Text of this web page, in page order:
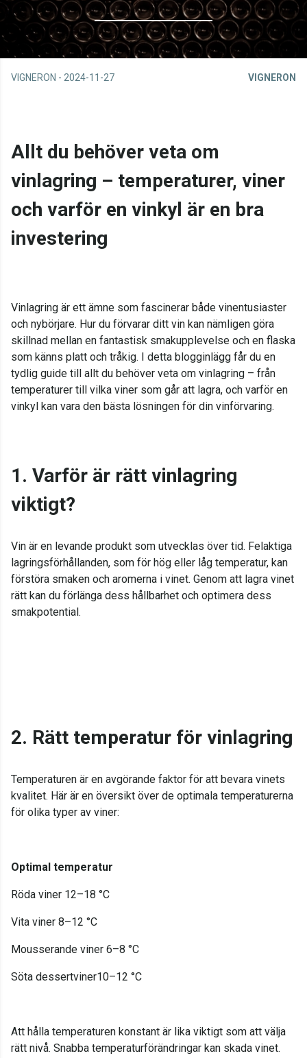
VIGNERON - 2024-11-27 VIGNERON
Allt du behöver veta om
vinlagring – temperaturer, viner
och varför en vinkyl är en bra
investering
Vinlagring är ett ämne som fascinerar både vinentusiaster
och nybörjare. Hur du förvarar ditt vin kan nämligen göra
skillnad mellan en fantastisk smakupplevelse och en flaska
som känns platt och tråkig. I detta blogginlägg får du en
tydlig guide till allt du behöver veta om vinlagring – från
temperaturer till vilka viner som går att lagra, och varför en
vinkyl kan vara den bästa lösningen för din vinförvaring.
1. Varför är rätt vinlagring
viktigt?
Vin är en levande produkt som utvecklas över tid. Felaktiga
lagringsförhållanden, som för hög eller låg temperatur, kan
förstöra smaken och aromerna i vinet. Genom att lagra vinet
rätt kan du förlänga dess hållbarhet och optimera dess
smakpotential.
2. Rätt temperatur för vinlagring
Temperaturen är en avgörande faktor för att bevara vinets
kvalitet. Här är en översikt över de optimala temperaturerna
för olika typer av viner:
Optimal temperatur
Röda viner 12–18 °C
Vita viner 8–12 °C
Mousserande viner 6–8 °C
Söta dessertviner10–12 °C
Att hålla temperaturen konstant är lika viktigt som att välja
rätt nivå. Snabba temperaturförändringar kan skada vinet.